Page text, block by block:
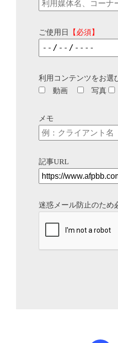
ご使用日 【必須】
利用コンテンツをお選
動画
写真
メモ
記事URL
迷惑メール防止のため